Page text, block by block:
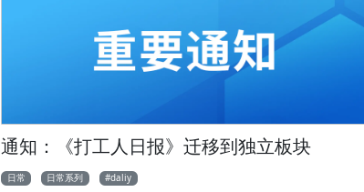
通知：《打工人日报》迁移到独立板块
日常 日常系列 daliy